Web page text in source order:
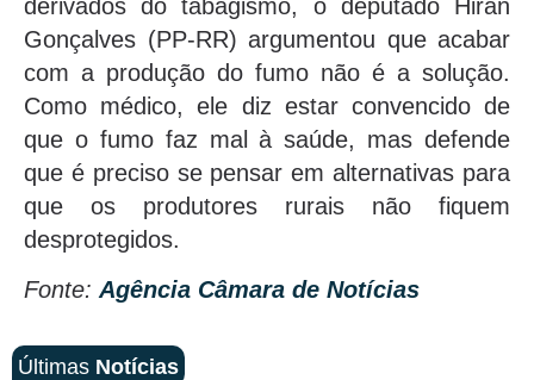
derivados do tabagismo, o deputado Hiran
Gonçalves (PP-RR) argumentou que acabar
com a produção do fumo não é a solução.
Como médico, ele diz estar convencido de
que o fumo faz mal à saúde, mas defende
que é preciso se pensar em alternativas para
que os produtores rurais não fiquem
desprotegidos.
Fonte:Agência Câmara de Notícias
Últimas Notícias